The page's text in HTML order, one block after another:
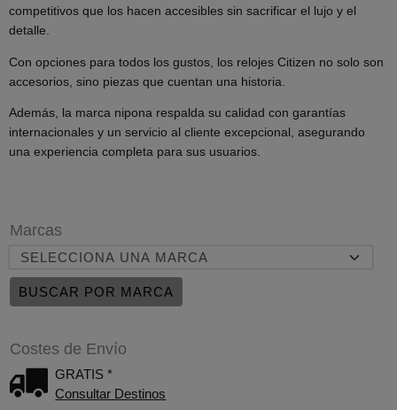
Marcas
Costes de Envío
GRATIS *
Consultar Destinos
competitivos que los hacen accesibles sin sacrificar el lujo y el
detalle.
Con opciones para todos los gustos, los relojes Citizen no solo son
accesorios, sino piezas que cuentan una historia.
Además, la marca nipona respalda su calidad con garantías
internacionales y un servicio al cliente excepcional, asegurando
una experiencia completa para sus usuarios.